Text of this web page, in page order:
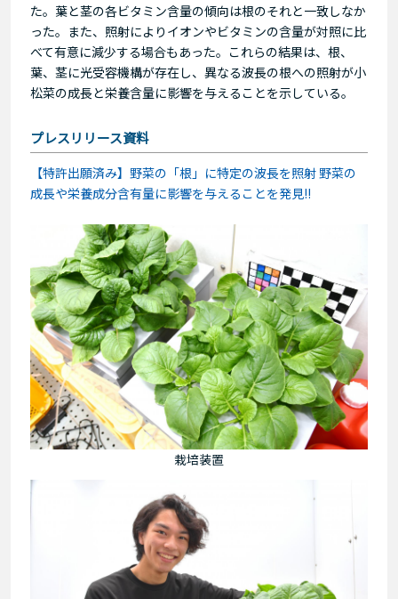
た。葉と茎の各ビタミン含量の傾向は根のそれと一致しなか
った。また、照射によりイオンやビタミンの含量が対照に比
べて有意に減少する場合もあった。これらの結果は、根、
葉、茎に光受容機構が存在し、異なる波長の根への照射が小
松菜の成長と栄養含量に影響を与えることを示している。
プレスリリース資料
【特許出願済み】野菜の「根」に特定の波長を照射 野菜の
成長や栄養成分含有量に影響を与えることを発見!!
栽培装置